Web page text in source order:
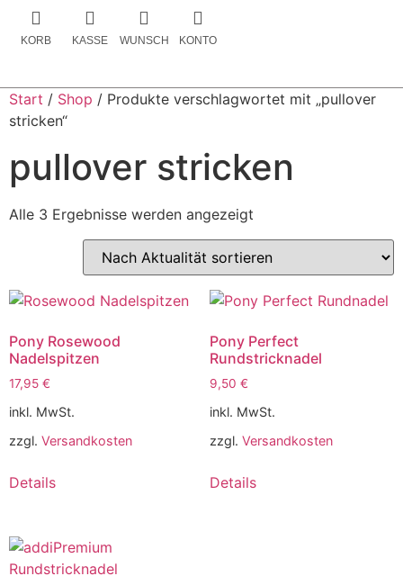
KORB KASSE WUNSCH KONTO
Start / Shop / Produkte verschlagwortet mit „pullover
stricken“
pullover stricken
Alle 3 Ergebnisse werden angezeigt
Pony Rosewood
Nadelspitzen
17,95 €
inkl. MwSt.
zzgl. Versandkosten
Details
Pony Perfect
Rundstricknadel
9,50 €
inkl. MwSt.
zzgl. Versandkosten
Details